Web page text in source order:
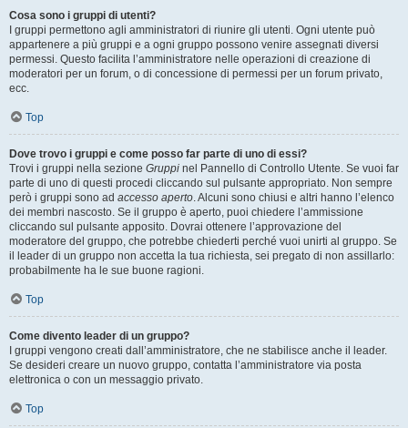
Cosa sono i gruppi di utenti?
I gruppi permettono agli amministratori di riunire gli utenti. Ogni utente può
appartenere a più gruppi e a ogni gruppo possono venire assegnati diversi
permessi. Questo facilita l’amministratore nelle operazioni di creazione di
moderatori per un forum, o di concessione di permessi per un forum privato,
ecc.
Top
Dove trovo i gruppi e come posso far parte di uno di essi?
Trovi i gruppi nella sezione Gruppi nel Pannello di Controllo Utente. Se vuoi far
parte di uno di questi procedi cliccando sul pulsante appropriato. Non sempre
però i gruppi sono ad accesso aperto. Alcuni sono chiusi e altri hanno l’elenco
dei membri nascosto. Se il gruppo è aperto, puoi chiedere l’ammissione
cliccando sul pulsante apposito. Dovrai ottenere l’approvazione del
moderatore del gruppo, che potrebbe chiederti perché vuoi unirti al gruppo. Se
il leader di un gruppo non accetta la tua richiesta, sei pregato di non assillarlo:
probabilmente ha le sue buone ragioni.
Top
Come divento leader di un gruppo?
I gruppi vengono creati dall’amministratore, che ne stabilisce anche il leader.
Se desideri creare un nuovo gruppo, contatta l’amministratore via posta
elettronica o con un messaggio privato.
Top